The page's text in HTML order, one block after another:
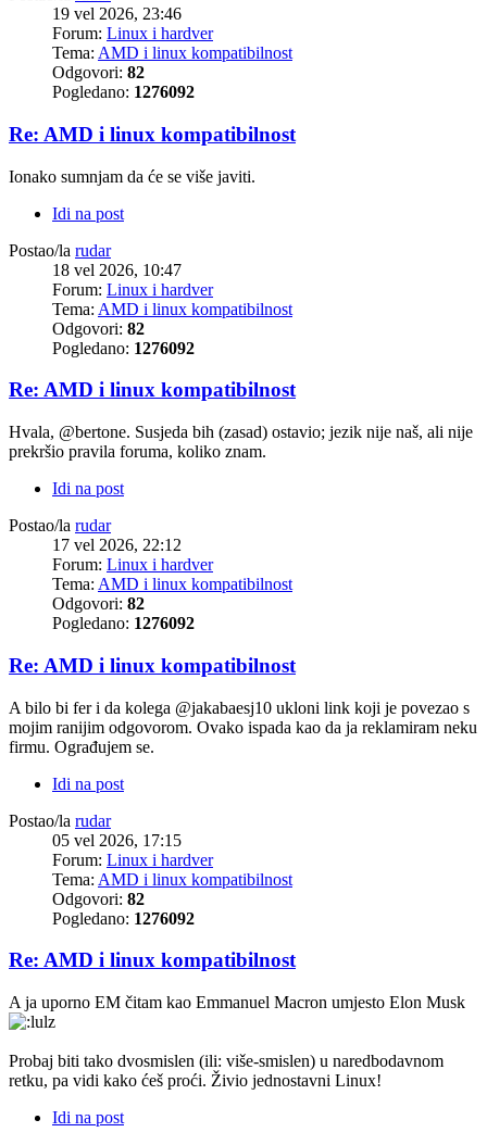
19 vel 2026, 23:46
Forum: Linux i hardver
Tema: AMD i linux kompatibilnost
Odgovori: 82
Pogledano: 1276092
Re: AMD i linux kompatibilnost
Ionako sumnjam da će se više javiti.
Idi na post
Postao/la rudar
18 vel 2026, 10:47
Forum: Linux i hardver
Tema: AMD i linux kompatibilnost
Odgovori: 82
Pogledano: 1276092
Re: AMD i linux kompatibilnost
Hvala, @bertone. Susjeda bih (zasad) ostavio; jezik nije naš, ali nije
prekršio pravila foruma, koliko znam.
Idi na post
Postao/la rudar
17 vel 2026, 22:12
Forum: Linux i hardver
Tema: AMD i linux kompatibilnost
Odgovori: 82
Pogledano: 1276092
Re: AMD i linux kompatibilnost
A bilo bi fer i da kolega @jakabaesj10 ukloni link koji je povezao s
mojim ranijim odgovorom. Ovako ispada kao da ja reklamiram neku
firmu. Ograđujem se.
Idi na post
Postao/la rudar
05 vel 2026, 17:15
Forum: Linux i hardver
Tema: AMD i linux kompatibilnost
Odgovori: 82
Pogledano: 1276092
Re: AMD i linux kompatibilnost
A ja uporno EM čitam kao Emmanuel Macron umjesto Elon Musk
Probaj biti tako dvosmislen (ili: više-smislen) u naredbodavnom
retku, pa vidi kako ćeš proći. Živio jednostavni Linux!
Idi na post